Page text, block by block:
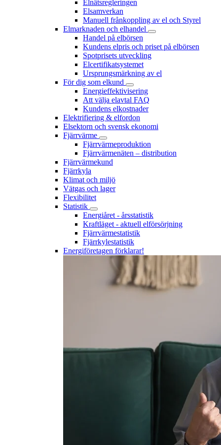
Elnätsregleringen
Elsamverkan
Manuell frånkoppling av el och Styrel
Elmarknaden och elhandel
Handel på elbörsen
Kundens elpris och priset på elbörsen
Spotprisets utveckling
Elcertifikatsystemet
Ursprungsmärkning av el
För dig som elkund
Energieffektivisering
Att välja elavtal FAQ
Kundens elkostnader
Elektrifiering & elfordon
Elsektorn och svensk ekonomi
Fjärrvärme
Fjärrvärmeproduktion
Fjärrvärmenäten – distribution
Fjärrvärmekund
Fjärrkyla
Klimat och miljö
Vätgas och lager
Flexibilitet
Statistik
Energiåret - årsstatistik
Kraftläget - aktuell elförsörjning
Fjärrvärmestatistik
Fjärrkylestatistik
Energiföretagen förklarar!